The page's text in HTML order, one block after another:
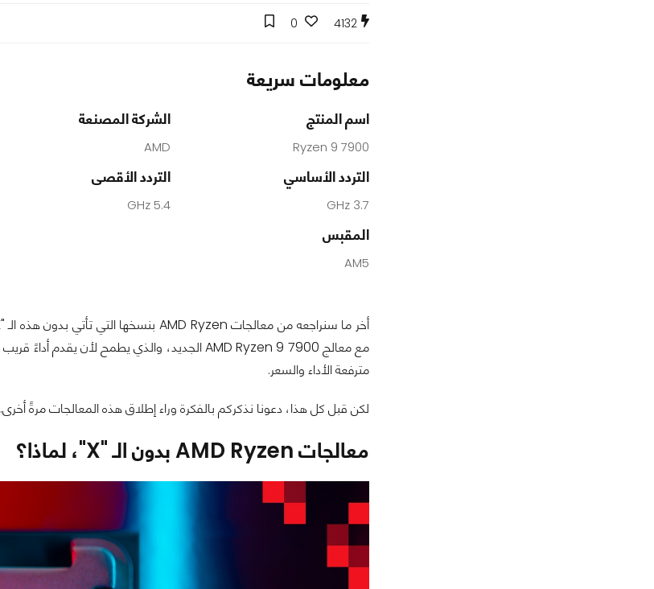
4132
0
معلومات سريعة
اسم المنتج
Ryzen 9 7900
الشركة المصنعة
AMD
التردد الأساسي
3.7 GHz
التردد الأقصى
5.4 GHz
المقبس
AM5
مع معالج AMD Ryzen 9 7900 الجديد، والذي يطمح لأن يقدم أداءً قريب من معالجه الأكبر
مترفعة الأداء والسعر.
لكن قبل كل هذا، دعونا نذكركم بالفكرة وراء إطلاق هذه المعالجات مرةً أخرى.
معالجات AMD Ryzen بدون الـ "X"، لماذا؟